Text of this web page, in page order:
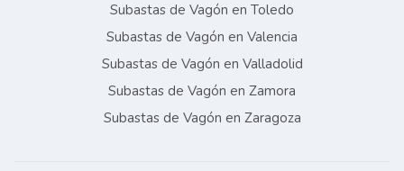
Subastas de Vagón en Toledo
Subastas de Vagón en Valencia
Subastas de Vagón en Valladolid
Subastas de Vagón en Zamora
Subastas de Vagón en Zaragoza